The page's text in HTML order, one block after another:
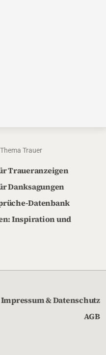
Trauer
Traueranzeigen
Danksagungen
Datenbank
Inspiration und
Impressum & Datenschutz
AGB